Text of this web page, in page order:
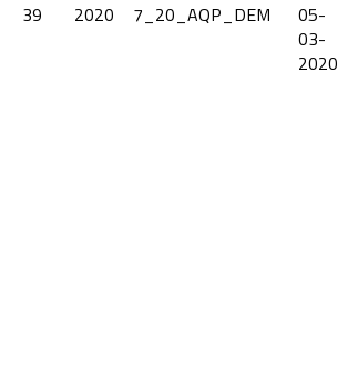
39
2020 7_20_AQP_DEM
05-
03-
2020